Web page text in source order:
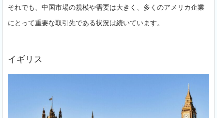
それでも、中国市場の規模や需要は大きく、多くのアメリカ企業
にとって重要な取引先である状況は続いています。
イギリス